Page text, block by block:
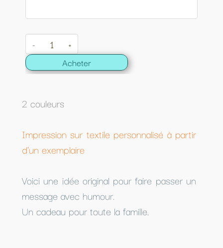
- +
Acheter
2 couleurs
Impression sur textile personnalisé à partir
d'un exemplaire
Voici une idée original pour faire passer un
message avec humour.
Un cadeau pour toute la famille.